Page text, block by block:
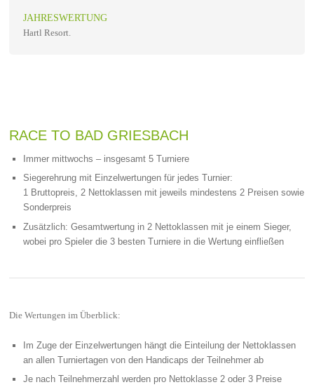
JAHRESWERTUNG
Hartl Resort.
RACE TO BAD GRIESBACH
Immer mittwochs – insgesamt 5 Turniere
Siegerehrung mit Einzelwertungen für jedes Turnier:
1 Bruttopreis, 2 Nettoklassen mit jeweils mindestens 2 Preisen sowie
Sonderpreis
Zusätzlich: Gesamtwertung in 2 Nettoklassen mit je einem Sieger,
wobei pro Spieler die 3 besten Turniere in die Wertung einfließen
Die Wertungen im Überblick:
Im Zuge der Einzelwertungen hängt die Einteilung der Nettoklassen
an allen Turniertagen von den Handicaps der Teilnehmer ab
Je nach Teilnehmerzahl werden pro Nettoklasse 2 oder 3 Preise